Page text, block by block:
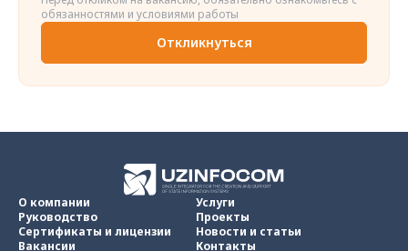
обязанностями и условиями работы
Откликнуться
О компании
Руководство
Сертификаты и лицензии
Вакансии
Услуги
Проекты
Новости и статьи
Контакты